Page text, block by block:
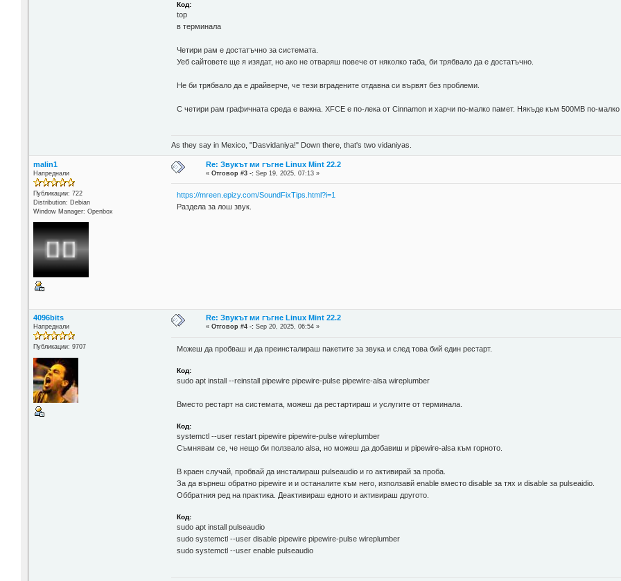
Код:
top
в терминала
Четири рам е достатъчно за системата.
Уеб сайтовете ще я изядат, но ако не отваряш повече от няколко таба, би трябвало да е достатъчно.
Не би трябвало да е драйверче, че тези вградените отдавна си вървят без проблеми.
С четири рам графичната среда е важна. XFCE е по-лека от Cinnamon и харчи по-малко памет. Някъде към 500MB по-
As they say in Mexico, "Dasvidaniya!" Down there, that's two vidaniyas.
malin1
Напреднали
Публикации: 722
Distribution: Debian
Window Manager: Openbox
Re: Звукът ми гъгне Linux Mint 22.2
«Отговор #3 -: Sep 19, 2025, 07:13 »
https://mreen.epizy.com/SoundFixTips.html?i=1
Раздела за лош звук.
4096bits
Напреднали
Публикации: 9707
Re: Звукът ми гъгне Linux Mint 22.2
«Отговор #4 -: Sep 20, 2025, 06:54 »
Можеш да пробваш и да преинсталираш пакетите за звука и след това бий един рестарт.
Код:
sudo apt install --reinstall pipewire pipewire-pulse pipewire-alsa wireplumber
Вместо рестарт на системата, можеш да рестартираш и услугите от терминала.
Код:
systemctl --user restart pipewire pipewire-pulse wireplumber
Съмнявам се, че нещо би ползвало alsa, но можеш да добавиш и pipewire-alsa към горното.
В краен случай, пробвай да инсталираш pulseaudio и го активирай за проба.
За да върнеш обратно pipewire и и останалите към него, използавй enable вместо disable за тях и disable за pulseaidio.
Оббратния ред на практика. Деактивираш едното и активираш другото.
Код:
sudo apt install pulseaudio
sudo systemctl --user disable pipewire pipewire-pulse wireplumber
sudo systemctl --user enable pulseaudio